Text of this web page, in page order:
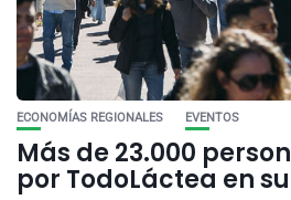
ECONOMÍAS REGIONALES EVENTOS
Más de 23.000
por TodoLáctea en